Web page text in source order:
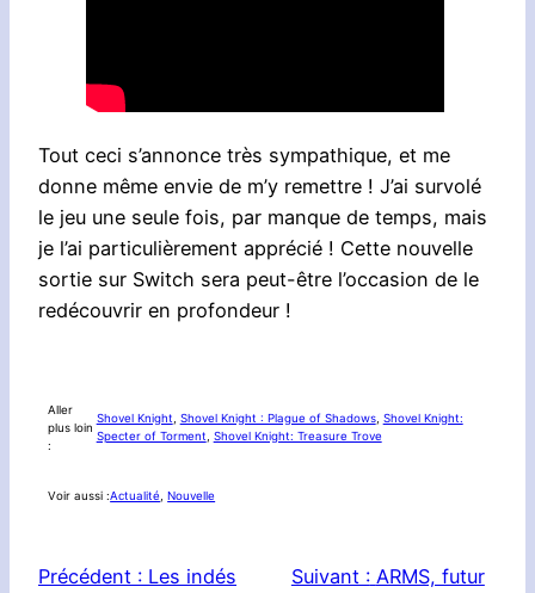
Tout ceci s’annonce très sympathique, et me
donne même envie de m’y remettre ! J’ai survolé
le jeu une seule fois, par manque de temps, mais
je l’ai particulièrement apprécié ! Cette nouvelle
sortie sur Switch sera peut-être l’occasion de le
redécouvrir en profondeur !
Aller
plus loin
:
Shovel Knight, Shovel Knight : Plague of Shadows, Shovel Knight:
Specter of Torment, Shovel Knight: Treasure Trove
Voir aussi :Actualité, Nouvelle
Précédent : Les indés Suivant : ARMS, futur